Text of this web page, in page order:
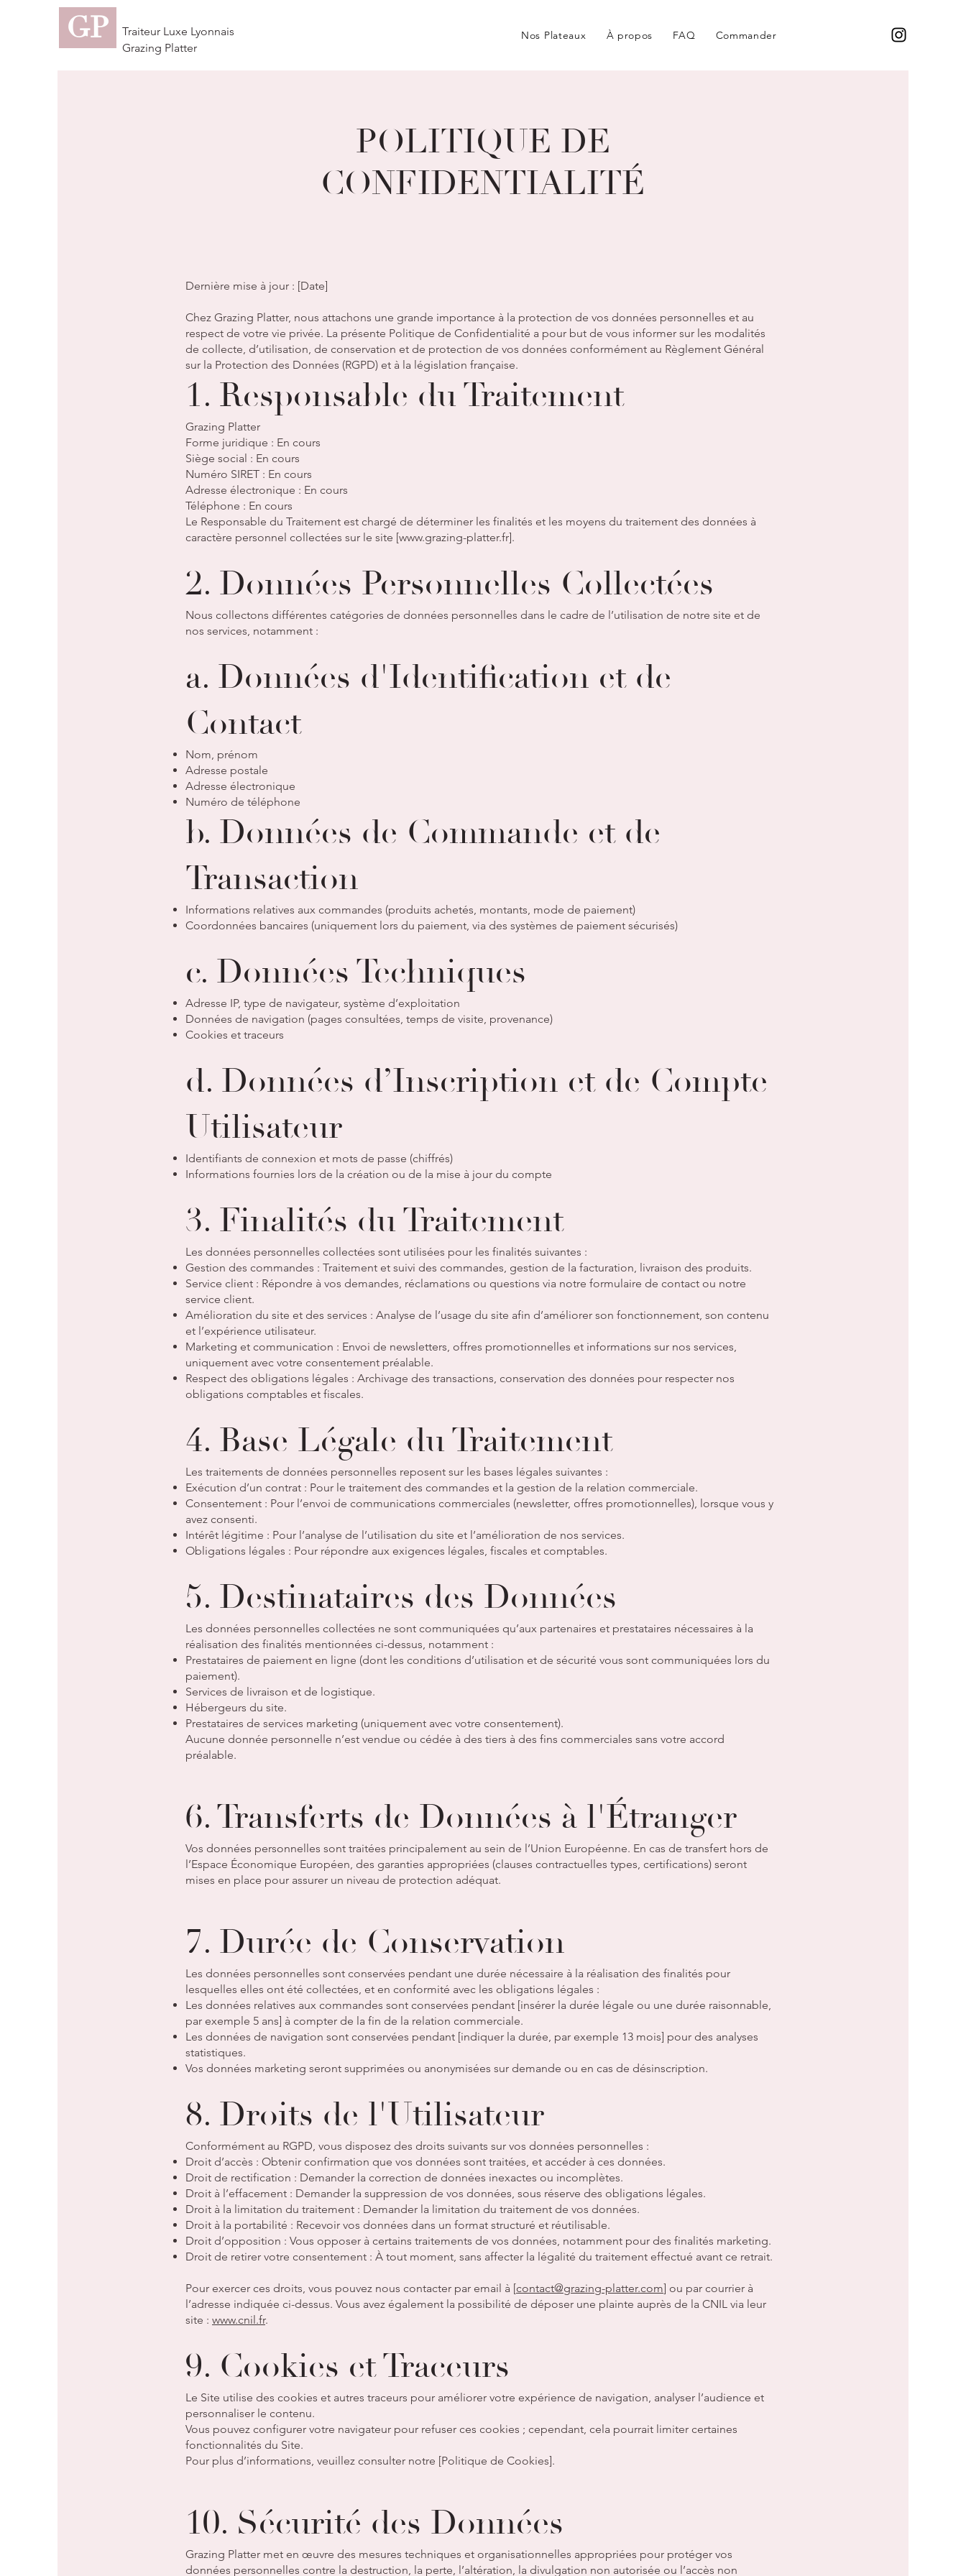
GP
Traiteur Luxe Lyonnais
Grazing Platter
Nos Plateaux À propos FAQ Commander
POLITIQUE DE
CONFIDENTIALITÉ
Dernière mise à jour : [Date]
Chez Grazing Platter, nous attachons une grande importance à la protection de vos données personnelles et au
respect de votre vie privée. La présente Politique de Confidentialité a pour but de vous informer sur les modalités
de collecte, d’utilisation, de conservation et de protection de vos données conformément au Règlement Général
sur la Protection des Données (RGPD) et à la législation française.
1. Responsable du Traitement
Grazing Platter
Forme juridique : En cours
Siège social : En cours
Numéro SIRET : En cours
Adresse électronique : En cours
Téléphone : En cours
Le Responsable du Traitement est chargé de déterminer les finalités et les moyens du traitement des données à
caractère personnel collectées sur le site [www.grazing-platter.fr].
2. Données Personnelles Collectées
Nous collectons différentes catégories de données personnelles dans le cadre de l’utilisation de notre site et de
nos services, notamment :
a. Données d'Identification et de
Contact
Nom, prénom
Adresse postale
Adresse électronique
Numéro de téléphone
b. Données de Commande et de
Transaction
Informations relatives aux commandes (produits achetés, montants, mode de paiement)
Coordonnées bancaires (uniquement lors du paiement, via des systèmes de paiement sécurisés)
c. Données Techniques
Adresse IP, type de navigateur, système d’exploitation
Données de navigation (pages consultées, temps de visite, provenance)
Cookies et traceurs
d. Données d’Inscription et de Compte
Utilisateur
Identifiants de connexion et mots de passe (chiffrés)
Informations fournies lors de la création ou de la mise à jour du compte
3. Finalités du Traitement
Les données personnelles collectées sont utilisées pour les finalités suivantes :
Gestion des commandes : Traitement et suivi des commandes, gestion de la facturation, livraison des produits.
Service client : Répondre à vos demandes, réclamations ou questions via notre formulaire de contact ou notre
service client.
Amélioration du site et des services : Analyse de l’usage du site afin d’améliorer son fonctionnement, son contenu
et l’expérience utilisateur.
Marketing et communication : Envoi de newsletters, offres promotionnelles et informations sur nos services,
uniquement avec votre consentement préalable.
Respect des obligations légales : Archivage des transactions, conservation des données pour respecter nos
obligations comptables et fiscales.
4. Base Légale du Traitement
Les traitements de données personnelles reposent sur les bases légales suivantes :
Exécution d’un contrat : Pour le traitement des commandes et la gestion de la relation commerciale.
Consentement : Pour l’envoi de communications commerciales (newsletter, offres promotionnelles), lorsque vous y
avez consenti.
Intérêt légitime : Pour l’analyse de l’utilisation du site et l’amélioration de nos services.
Obligations légales : Pour répondre aux exigences légales, fiscales et comptables.
5. Destinataires des Données
Les données personnelles collectées ne sont communiquées qu’aux partenaires et prestataires nécessaires à la
réalisation des finalités mentionnées ci-dessus, notamment :
Prestataires de paiement en ligne (dont les conditions d’utilisation et de sécurité vous sont communiquées lors du
paiement).
Services de livraison et de logistique.
Hébergeurs du site.
Prestataires de services marketing (uniquement avec votre consentement).
Aucune donnée personnelle n’est vendue ou cédée à des tiers à des fins commerciales sans votre accord
préalable.
6. Transferts de Données à l'Étranger
Vos données personnelles sont traitées principalement au sein de l’Union Européenne. En cas de transfert hors de
l’Espace Économique Européen, des garanties appropriées (clauses contractuelles types, certifications) seront
mises en place pour assurer un niveau de protection adéquat.
7. Durée de Conservation
Les données personnelles sont conservées pendant une durée nécessaire à la réalisation des finalités pour
lesquelles elles ont été collectées, et en conformité avec les obligations légales :
Les données relatives aux commandes sont conservées pendant [insérer la durée légale ou une durée raisonnable,
par exemple 5 ans] à compter de la fin de la relation commerciale.
Les données de navigation sont conservées pendant [indiquer la durée, par exemple 13 mois] pour des analyses
statistiques.
Vos données marketing seront supprimées ou anonymisées sur demande ou en cas de désinscription.
8. Droits de l'Utilisateur
Conformément au RGPD, vous disposez des droits suivants sur vos données personnelles :
Droit d’accès : Obtenir confirmation que vos données sont traitées, et accéder à ces données.
Droit de rectification : Demander la correction de données inexactes ou incomplètes.
Droit à l’effacement : Demander la suppression de vos données, sous réserve des obligations légales.
Droit à la limitation du traitement : Demander la limitation du traitement de vos données.
Droit à la portabilité : Recevoir vos données dans un format structuré et réutilisable.
Droit d’opposition : Vous opposer à certains traitements de vos données, notamment pour des finalités marketing.
Droit de retirer votre consentement : À tout moment, sans affecter la légalité du traitement effectué avant ce retrait.
Pour exercer ces droits, vous pouvez nous contacter par email à [contact@grazing-platter.com] ou par courrier à
l’adresse indiquée ci-dessus. Vous avez également la possibilité de déposer une plainte auprès de la CNIL via leur
site : www.cnil.fr.
9. Cookies et Traceurs
Le Site utilise des cookies et autres traceurs pour améliorer votre expérience de navigation, analyser l’audience et
personnaliser le contenu.
Vous pouvez configurer votre navigateur pour refuser ces cookies ; cependant, cela pourrait limiter certaines
fonctionnalités du Site.
Pour plus d’informations, veuillez consulter notre [Politique de Cookies].
10. Sécurité des Données
Grazing Platter met en œuvre des mesures techniques et organisationnelles appropriées pour protéger vos
données personnelles contre la destruction, la perte, l’altération, la divulgation non autorisée ou l’accès non